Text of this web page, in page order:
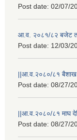
Post date: 02/07/
आ.व. २०८१/८२ बजेट
Post date: 12/03/
||आ.व.२०८०/८१ बैशाख
Post date: 08/27/
||आ.व.२०८०/८१ माघ
Post date: 08/27/